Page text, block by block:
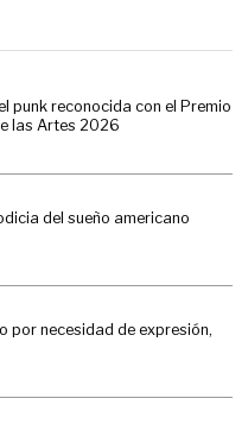
punk reconocida con el Premio
las Artes 2026
del sueño americano
por necesidad de expresión,